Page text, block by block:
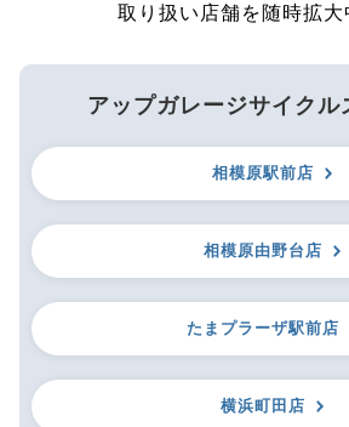
取り扱い店舗を随時拡大
アップガレージサイクル
相模原駅前店
相模原由野台店
たまプラーザ駅前店
横浜町田店